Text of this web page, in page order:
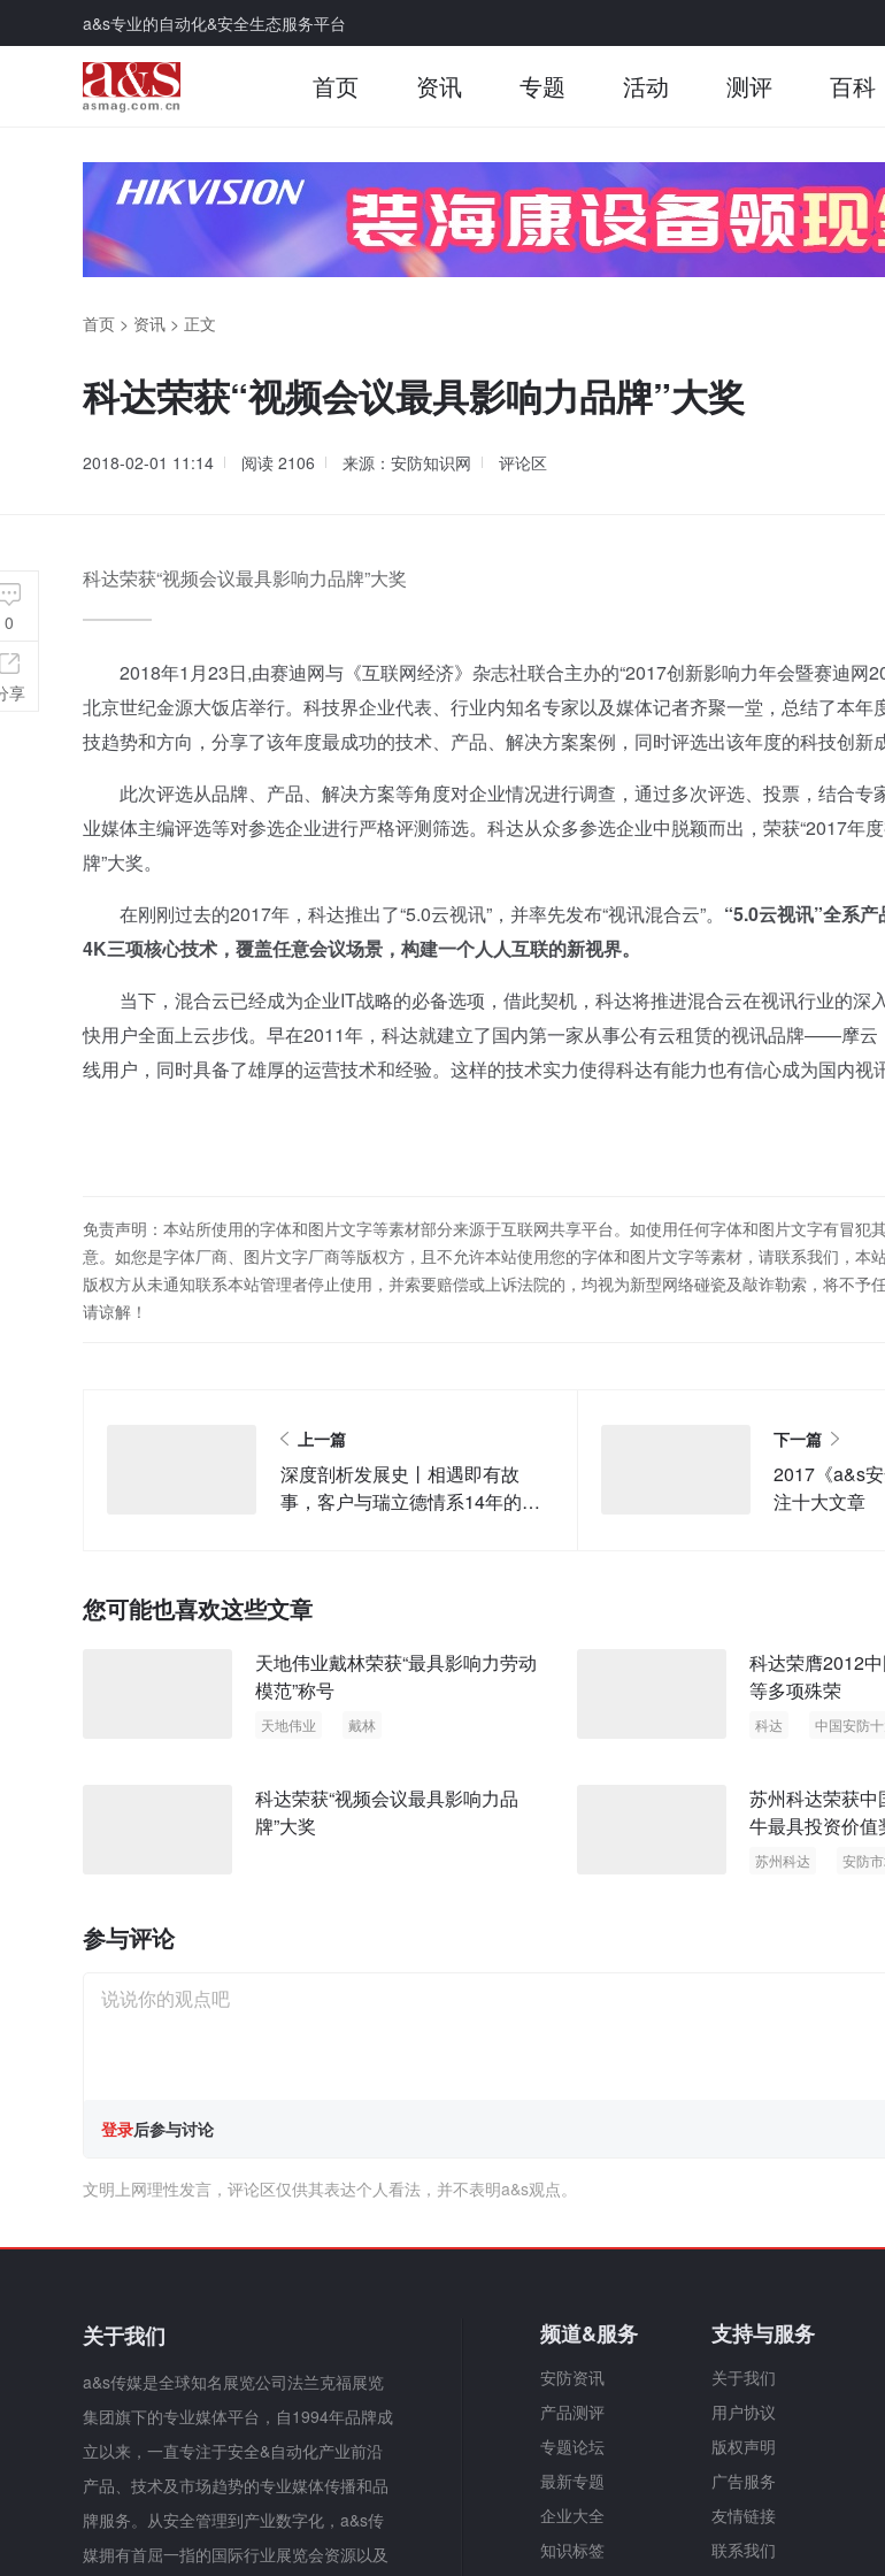
a&s专业的自动化&安全生态服务平台
首页 资讯 专题 活动 测评 百科
首页 > 资讯 > 正文
科达荣获“视频会议最具影响力品牌”大奖
2018-02-01 11:14 阅读 2106 来源：安防知识网 评论区
科达荣获“视频会议最具影响力品牌”大奖
2018年1月23日,由赛迪网与《互联网经济》杂志社联合主办的“2017创新影响力年会暨赛迪网
北京世纪金源大饭店举行。科技界企业代表、行业内知名专家以及媒体记者齐聚一堂，总结了本年
技趋势和方向，分享了该年度最成功的技术、产品、解决方案案例，同时评选出该年度的科技创新
此次评选从品牌、产品、解决方案等角度对企业情况进行调查，通过多次评选、投票，结合专
业媒体主编评选等对参选企业进行严格评测筛选。科达从众多参选企业中脱颖而出，荣获“2017年
牌”大奖。
在刚刚过去的2017年，科达推出了“5.0云视讯”，并率先发布“视讯混合云”。 “5.0云视讯”全系产
4K三项核心技术，覆盖任意会议场景，构建一个人人互联的新视界。
当下，混合云已经成为企业IT战略的必备选项，借此契机，科达将推进混合云在视讯行业的深
快用户全面上云步伐。早在2011年，科达就建立了国内第一家从事公有云租赁的视讯品牌——摩云
线用户，同时具备了雄厚的运营技术和经验。这样的技术实力使得科达有能力也有信心成为国内视
免责声明：本站所使用的字体和图片文字等素材部分来源于互联网共享平台。如使用任何字体和图片文字有冒犯
意。如您是字体厂商、图片文字厂商等版权方，且不允许本站使用您的字体和图片文字等素材，请联系我们，本
版权方从未通知联系本站管理者停止使用，并索要赔偿或上诉法院的，均视为新型网络碰瓷及敲诈勒索，将不予
请谅解！
上一篇
深度剖析发展史丨相遇即有故
事，客户与瑞立德情系14年的那
下一篇
2017《a&s
注十大文章
您可能也喜欢这些文章
天地伟业戴林荣获“最具影响力劳动
模范”称号
天地伟业
戴林
科达荣膺2012
等多项殊荣
科达 中国安防
科达荣获“视频会议最具影响力品
牌”大奖
苏州科达荣获
牛最具投资价值
苏州科达 安防
参与评论
登录后参与讨论
文明上网理性发言，评论区仅供其表达个人看法，并不表明a&s观点。
0
享
关于我们
a&s传媒是全球知名展览公司法兰克福展览
集团旗下的专业媒体平台，自1994年品牌成
立以来，一直专注于安全&自动化产业前沿
产品、技术及市场趋势的专业媒体传播和品
牌服务。从安全管理到产业数字化，a&s传
媒拥有首屈一指的国际行业展览会资源以及
频道&服务
安防资讯
产品测评
专题论坛
最新专题
企业大全
知识标签
支持与服务
关于我们
用户协议
版权声明
广告服务
友情链接
联系我们